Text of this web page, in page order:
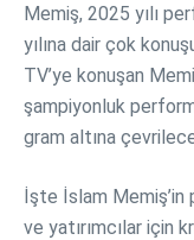
Memiş, 2025 yılı
yılına dair çok
TV’ye konuşan
şampiyonluk
gram altına
İşte İslam Memiş’in
ve yatırımcılar için